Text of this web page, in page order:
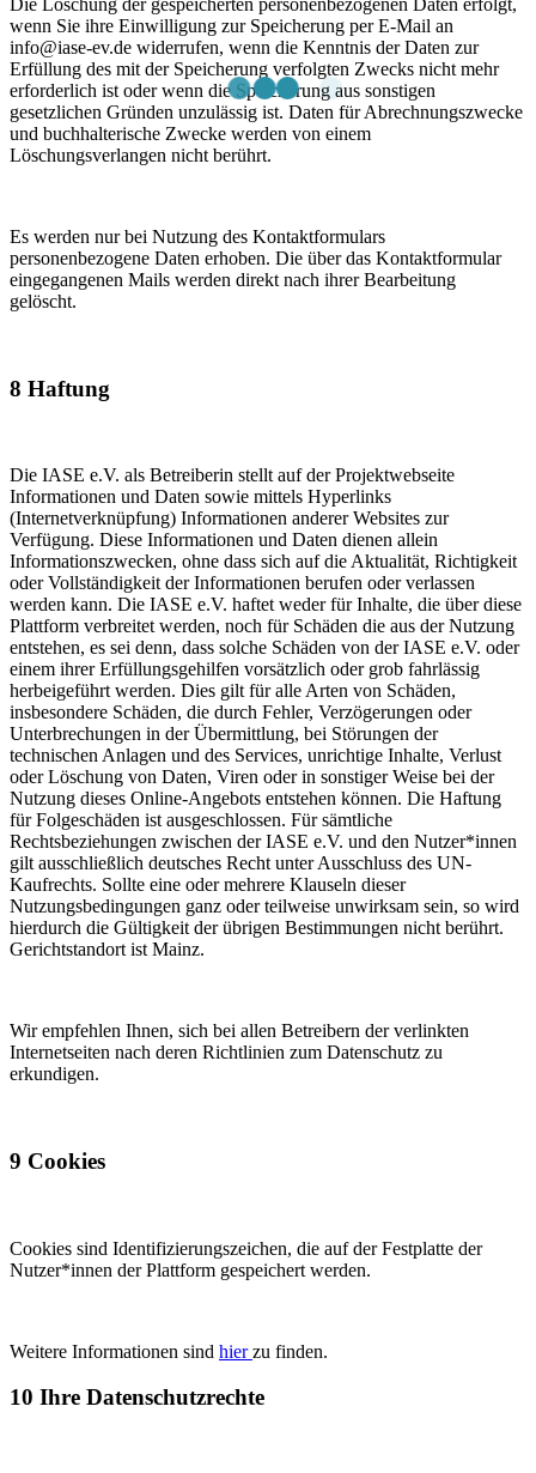
wenn Sie ihre Einwilligung zur Speicherung per E-Mail an
info@iase-ev.de widerrufen, wenn die Kenntnis der Daten zur
Erfüllung des mit der Speicherung verfolgten Zwecks nicht mehr
erforderlich ist oder wenn die Speicherung aus sonstigen
gesetzlichen Gründen unzulässig ist. Daten für Abrechnungszwecke
und buchhalterische Zwecke werden von einem
Löschungsverlangen nicht berührt.
Es werden nur bei Nutzung des Kontaktformulars
personenbezogene Daten erhoben. Die über das Kontaktformular
eingegangenen Mails werden direkt nach ihrer Bearbeitung
gelöscht.
8 Haftung
Die IASE e.V. als Betreiberin stellt auf der Projektwebseite
Informationen und Daten sowie mittels Hyperlinks
(Internetverknüpfung) Informationen anderer Websites zur
Verfügung. Diese Informationen und Daten dienen allein
Informationszwecken, ohne dass sich auf die Aktualität, Richtigkeit
oder Vollständigkeit der Informationen berufen oder verlassen
werden kann. Die IASE e.V. haftet weder für Inhalte, die über diese
Plattform verbreitet werden, noch für Schäden die aus der Nutzung
entstehen, es sei denn, dass solche Schäden von der IASE e.V. oder
einem ihrer Erfüllungsgehilfen vorsätzlich oder grob fahrlässig
herbeigeführt werden. Dies gilt für alle Arten von Schäden,
insbesondere Schäden, die durch Fehler, Verzögerungen oder
Unterbrechungen in der Übermittlung, bei Störungen der
technischen Anlagen und des Services, unrichtige Inhalte, Verlust
oder Löschung von Daten, Viren oder in sonstiger Weise bei der
Nutzung dieses Online-Angebots entstehen können. Die Haftung
für Folgeschäden ist ausgeschlossen. Für sämtliche
Rechtsbeziehungen zwischen der IASE e.V. und den Nutzer*innen
gilt ausschließlich deutsches Recht unter Ausschluss des UN-
Kaufrechts. Sollte eine oder mehrere Klauseln dieser
Nutzungsbedingungen ganz oder teilweise unwirksam sein, so wird
hierdurch die Gültigkeit der übrigen Bestimmungen nicht berührt.
Gerichtstandort ist Mainz.
Wir empfehlen Ihnen, sich bei allen Betreibern der verlinkten
Internetseiten nach deren Richtlinien zum Datenschutz zu
erkundigen.
9 Cookies
Cookies sind Identifizierungszeichen, die auf der Festplatte der
Nutzer*innen der Plattform gespeichert werden.
Weitere Informationen sind hierzu finden.
10 Ihre Datenschutzrechte